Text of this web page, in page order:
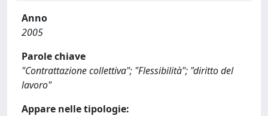
Anno
2005
Parole chiave
"Contrattazione collettiva"; "Flessibilità"; "diritto del
lavoro"
Appare nelle tipologie: